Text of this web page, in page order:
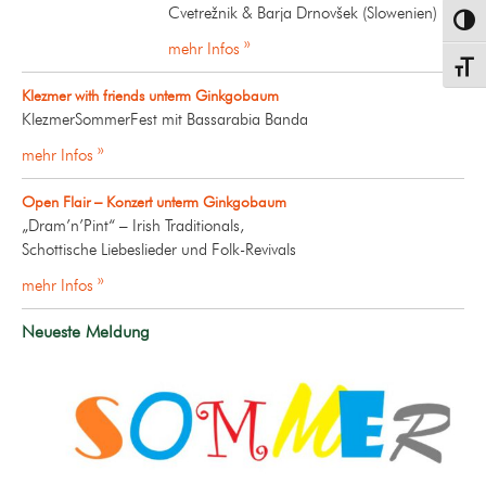
Cvetrežnik & Barja Drnovšek (Slowenien)
mehr Infos »
Klezmer with friends unterm Ginkgobaum
KlezmerSommerFest mit Bassarabia Banda
mehr Infos »
Open Flair – Konzert unterm Ginkgobaum
„Dram’n’Pint“ – Irish Traditionals,
Schottische Liebeslieder und Folk-Revivals
mehr Infos »
Neueste Meldung